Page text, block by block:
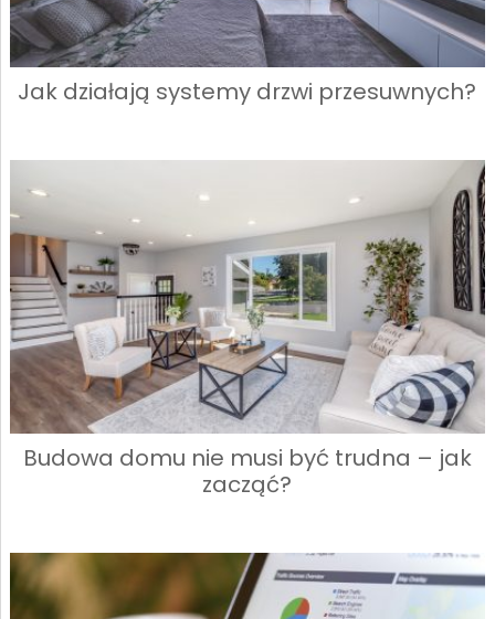
Jak działają systemy drzwi przesuwnych?
Budowa domu nie musi być trudna – jak
zacząć?